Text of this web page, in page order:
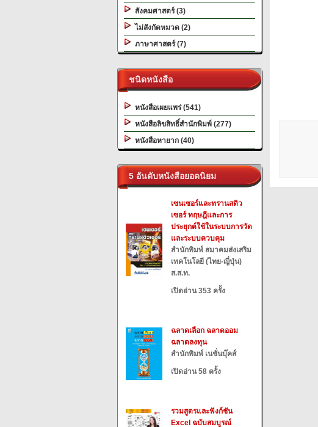
สังคมศาสตร์ (3)
ไม่สังกัดหมวด (2)
ภาษาศาสตร์ (7)
ชนิดหนังสือ
หนังสือเผยแพร่ (541)
หนังสือลิขสิทธิ์สำนักพิมพ์ (277)
หนังสือหายาก (40)
5 อันดับหนังสือยอดนิยม
เซนเซอร์และทรานสดิว
เซอร์ ทฤษฎีและการ
ประยุกต์ใช้ในระบบการวัด
และระบบควบคุม
สำนักพิมพ์ สมาคมส่งเสริม
เทคโนโลยี (ไทย-ญี่ปุ่น)
ส.ส.ท.
เปิดอ่าน 353 ครั้ง
ฉลาดเลือก ฉลาดออม
ฉลาดลงทุน
สำนักพิมพ์ เนชั่นบุ๊คส์
เปิดอ่าน 58 ครั้ง
รวมสูตรและฟังก์ชัน
Excel ฉบับสมบูรณ์